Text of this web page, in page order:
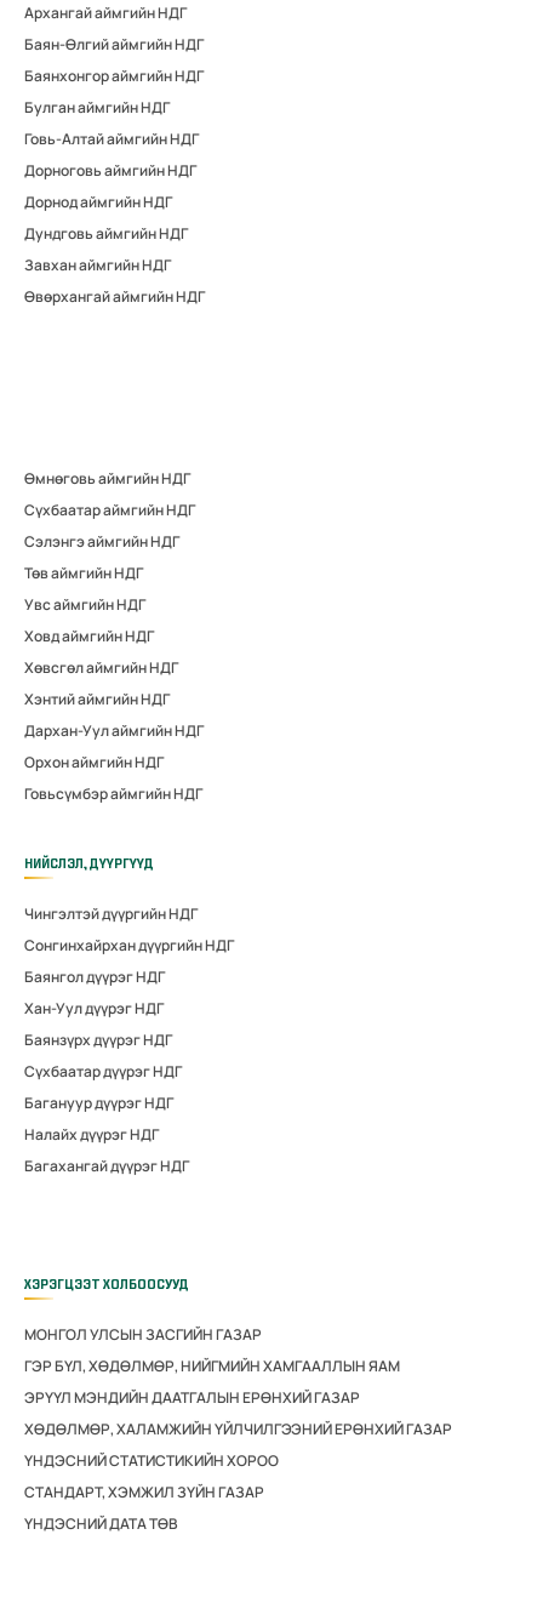
Архангай аймгийн НДГ
Баян-Өлгий аймгийн НДГ
Баянхонгор аймгийн НДГ
Булган аймгийн НДГ
Говь-Алтай аймгийн НДГ
Дорноговь аймгийн НДГ
Дорнод аймгийн НДГ
Дундговь аймгийн НДГ
Завхан аймгийн НДГ
Өвөрхангай аймгийн НДГ
Өмнөговь аймгийн НДГ
Сүхбаатар аймгийн НДГ
Сэлэнгэ аймгийн НДГ
Төв аймгийн НДГ
Увс аймгийн НДГ
Ховд аймгийн НДГ
Хөвсгөл аймгийн НДГ
Хэнтий аймгийн НДГ
Дархан-Уул аймгийн НДГ
Орхон аймгийн НДГ
Говьсүмбэр аймгийн НДГ
НИЙСЛЭЛ, ДҮҮРГҮҮД
Чингэлтэй дүүргийн НДГ
Сонгинхайрхан дүүргийн НДГ
Баянгол дүүрэг НДГ
Хан-Уул дүүрэг НДГ
Баянзүрх дүүрэг НДГ
Сүхбаатар дүүрэг НДГ
Багануур дүүрэг НДГ
Налайх дүүрэг НДГ
Багахангай дүүрэг НДГ
ХЭРЭГЦЭЭТ ХОЛБООСУУД
МОНГОЛ УЛСЫН ЗАСГИЙН ГАЗАР
ГЭР БҮЛ, ХӨДӨЛМӨР, НИЙГМИЙН ХАМГААЛЛЫН ЯАМ
ЭРҮҮЛ МЭНДИЙН ДААТГАЛЫН ЕРӨНХИЙ ГАЗАР
ХӨДӨЛМӨР, ХАЛАМЖИЙН ҮЙЛЧИЛГЭЭНИЙ ЕРӨНХИЙ ГАЗАР
ҮНДЭСНИЙ СТАТИСТИКИЙН ХОРОО
СТАНДАРТ, ХЭМЖИЛ ЗҮЙН ГАЗАР
ҮНДЭСНИЙ ДАТА ТӨВ